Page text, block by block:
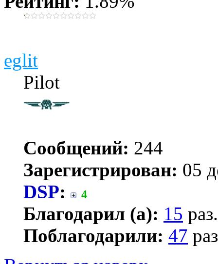
eglit
Pilot
Сообщений: 244
Зарегистрирован: 05
DSP: 4
Благодарил (а): 15 раз.
Поблагодарили: 47